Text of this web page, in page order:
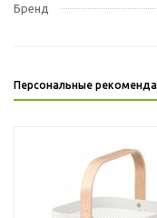
Бренд
Персональные